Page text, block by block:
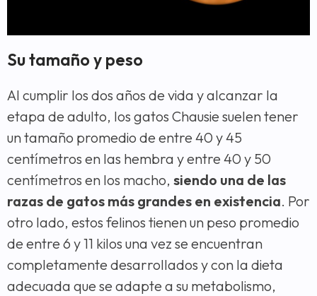
Su tamaño y peso
Al cumplir los dos años de vida y alcanzar la
etapa de adulto, los gatos Chausie suelen tener
un tamaño promedio de entre 40 y 45
centímetros en las hembra y entre 40 y 50
centímetros en los macho, siendo una de las
razas de gatos más grandes en existencia. Por
otro lado, estos felinos tienen un peso promedio
de entre 6 y 11 kilos una vez se encuentran
completamente desarrollados y con la dieta
adecuada que se adapte a su metabolismo,